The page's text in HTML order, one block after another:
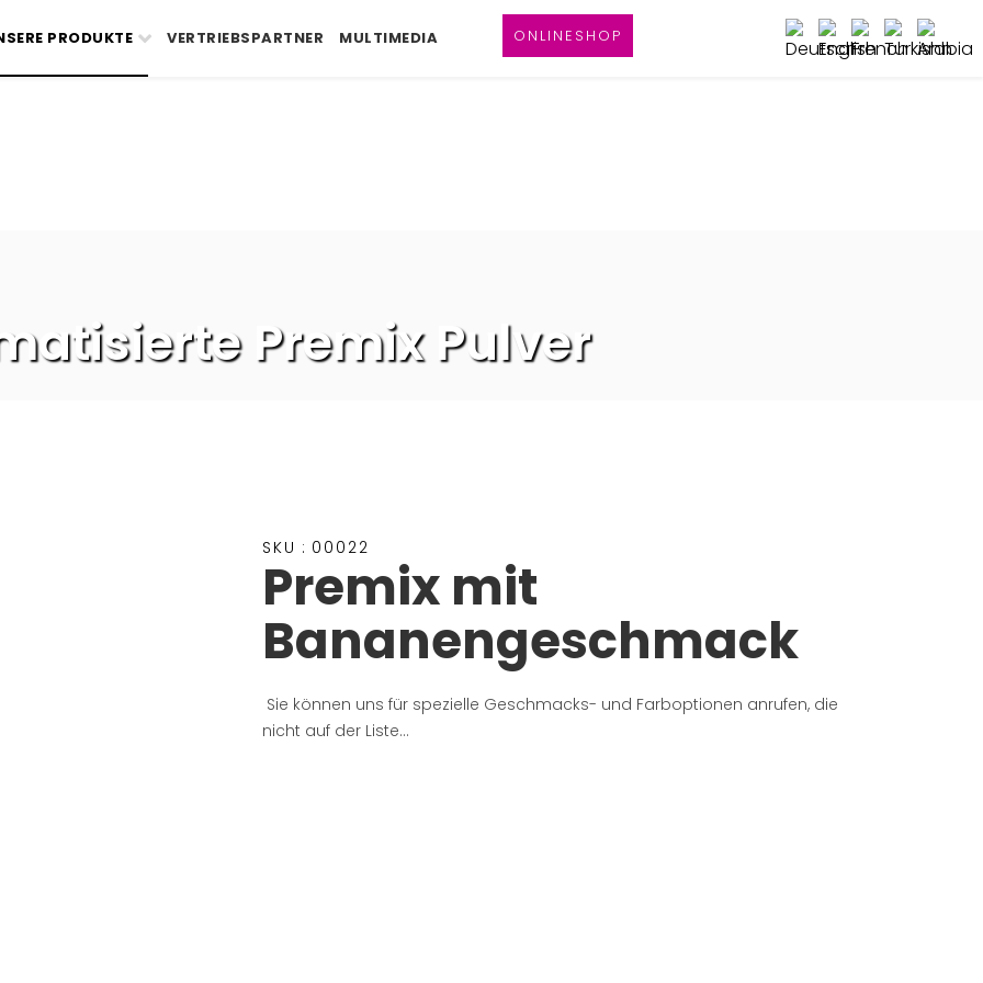
PRODUKTE VERTRIEBSPARTNER MULTIMEDIA ONLINESHOP
Premix Pulver
SKU : 00022
Premix mit
Bananengeschmack
Sie können uns für spezielle Geschmacks- und Farboptionen anrufen, die
nicht auf der Liste...